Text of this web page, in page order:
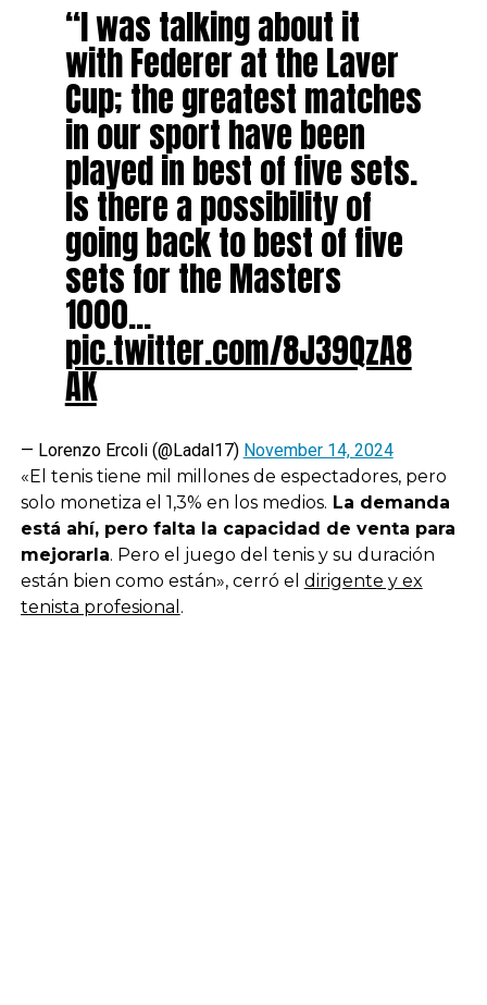
“I was talking about it
with Federer at the Laver
Cup; the greatest matches
in our sport have been
played in best of five sets.
Is there a possibility of
going back to best of five
sets for the Masters
1000…
pic.twitter.com/8J39QzA8
AK
— Lorenzo Ercoli (@Ladal17) November 14, 2024
«El tenis tiene mil millones de espectadores, pero
solo monetiza el 1,3% en los medios. La demanda
está ahí, pero falta la capacidad de venta para
mejorarla. Pero el juego del tenis y su duración
están bien como están», cerró el dirigente y ex
tenista profesional .